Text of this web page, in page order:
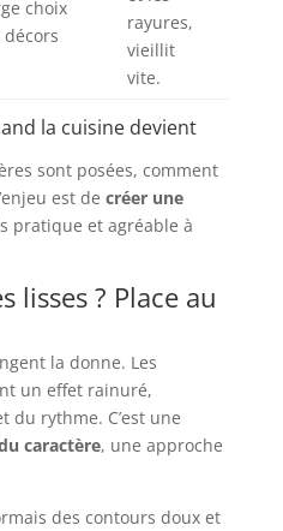
choix
décors
rayures,
vieillit
vite.
la cuisine devient
sont posées, comment
est de créer une
pratique et agréable à
lisses ? Place au
la donne. Les
un effet rainuré,
du rythme. C’est une
caractère, une approche
des contours doux et